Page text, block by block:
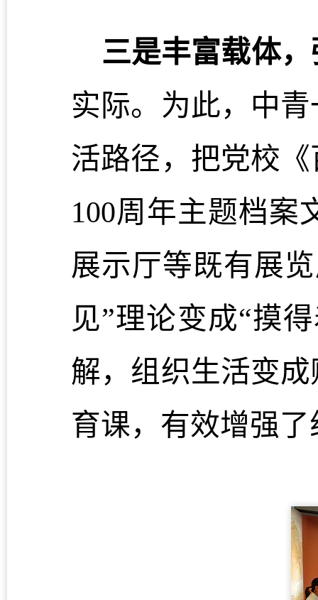
三是丰富载体
实际。为此，中
活路径，把党校
100周年主题档案
展示厅等既有展
见”理论变成“摸
解，组织生活变
育课，有效增强